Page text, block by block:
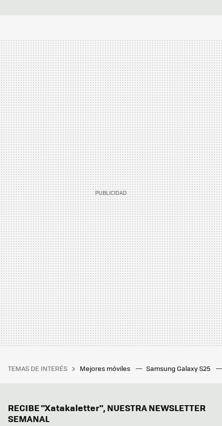
TEMAS DE INTERÉS Mejores móviles Samsung Galaxy S25
RECIBE "Xatakaletter", NUESTRA NEWSLETTER
SEMANAL